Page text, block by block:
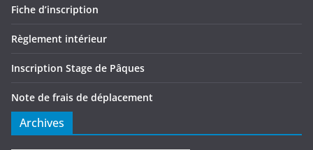
Fiche d’inscription
Règlement intérieur
Inscription Stage de Pâques
Note de frais de déplacement
Archives